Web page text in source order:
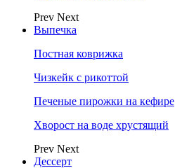
Prev Next
Выпечка
Постная коврижка
Чизкейк с рикоттой
Печеные пирожки на кефире
Хворост на воде хрустящий
Prev Next
Дессерт